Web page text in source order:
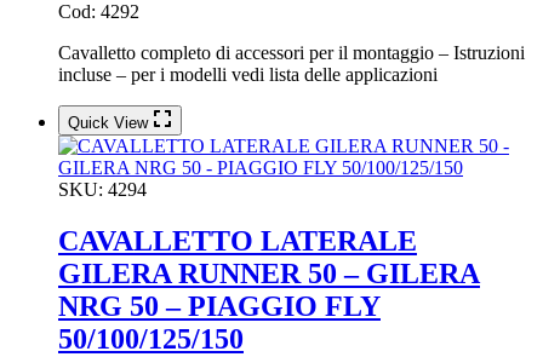
Cod: 4292
Cavalletto completo di accessori per il montaggio – Istruzioni
incluse – per i modelli vedi lista delle applicazioni
Quick View
SKU: 4294
CAVALLETTO LATERALE
GILERA RUNNER 50 – GILERA
NRG 50 – PIAGGIO FLY
50/100/125/150